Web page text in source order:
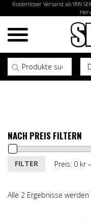
Kostenloser Versand ab 999
Suchen nach:
NACH PREIS FILTERN
Min.
Max.
FILTER Preis: 0 kr
Alle 2 Ergebnisse